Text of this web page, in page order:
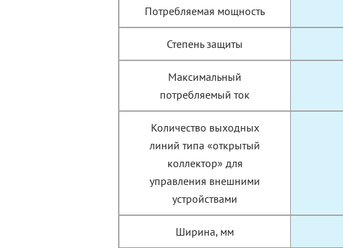
Потребляемая мощность
Степень защиты
Максимальный
потребляемый ток
Количество выходных
линий типа «открытый
коллектор» для
управления внешними
устройствами
Ширина, мм